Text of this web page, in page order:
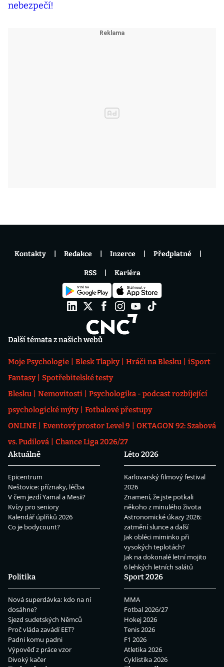
Další témata z našich webů
Moje Psychologie Blesk Tlapky Hráči na Blesku
iSport
Fantasy
Spotřebitelské testy
Blesku
Nemovitosti
Psychologika - podcast rozbíjející
psychologické mýty
Fotbalové přestupy
ONLINE
Eventový prostor Level 9
OKTAGON 92: Szabová
vs. Pudilová
Chance Liga 2026/27
Aktuálně
Epicentrum
Neštovice: příznaky, léčba
V čem jezdí Yamal a Mesii?
Kvízy pro seniory
Kalendář úplňků 2026
Co je bodycount?
Léto 2026
Karlovarský filmový festival
2026
Znamení, že jste potkali
někoho z minulého života
Astronomické úkazy 2026:
zatmění slunce a další
Jak obléci miminko při
vysokých teplotách?
Jak na dokonalé letní mojito
6 lehkých letních salátů
Politika
Nová superdávka: kdo na ní
dosáhne?
Sjezd sudetských Němců
Proč vláda zavádí EET?
Padni komu padni
Výpověď z práce vzor
Divoký kačer
Sport 2026
MMA
Fotbal 2026/27
Hokej 2026
Tenis 2026
F1 2026
Atletika 2026
Cyklistika 2026
Kontakty Redakce Inzerce Předplatné
RSS Kariéra